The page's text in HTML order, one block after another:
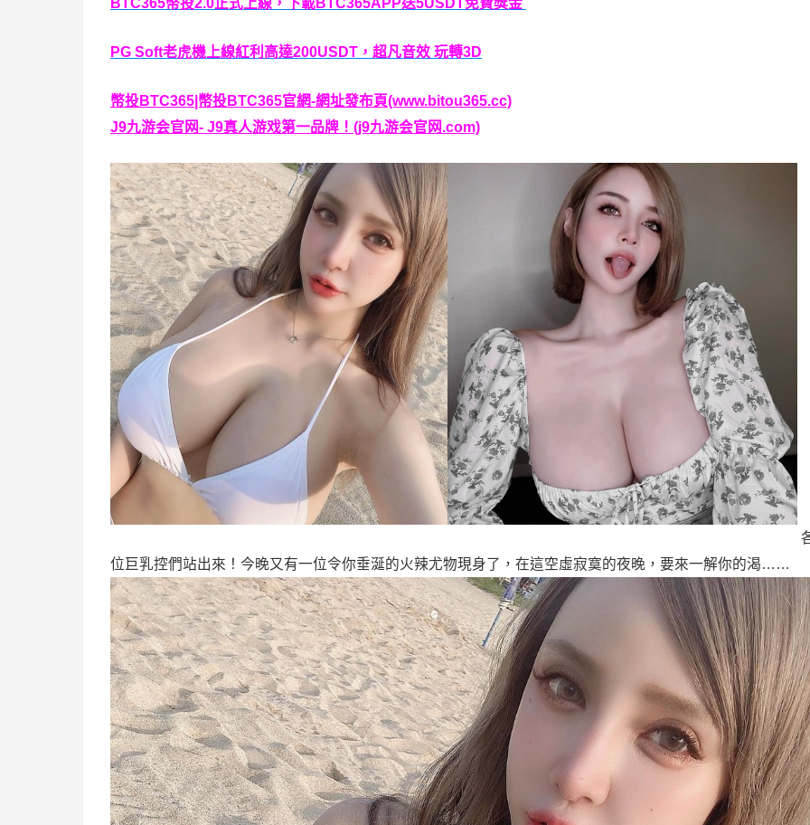
PG Soft老虎機上線紅利高達200USDT，超凡音效 玩轉3D
幣投BTC365|幣投BTC365官網-網址發布頁(www.bitou365.cc)
J9九游会官网- J9真人游戏第一品牌！(j9九游会官网.com)
位巨乳控們站出來！今晚又有一位令你垂涎的火辣尤物現身了，在這空虛寂寞的夜晚，要來一解你的渴……